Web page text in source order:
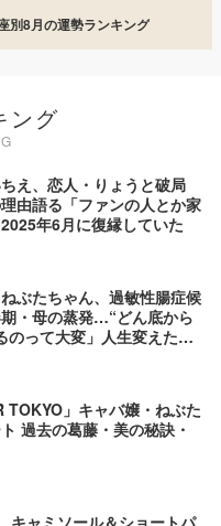
別8月の運勢ランキング
ング
え、恋人・りょうと破局
由語る「ファンの人とか家
年6月に復縁していた
ぶたちゃん、過敏性腸症候
・母の蒸発…“どん底から
のって大変」人生変えた言
TOKYO」キャバ嬢・ねぶた
過去の葛藤・美の秘訣・
キャミソール＆ショートパ